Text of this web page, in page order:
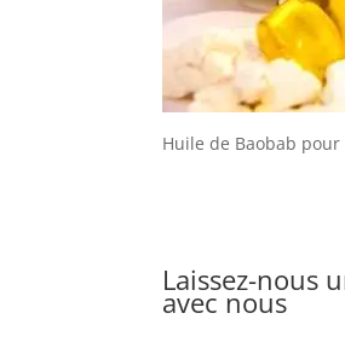
Huile de Baobab pour
Laissez-nous
avec nous